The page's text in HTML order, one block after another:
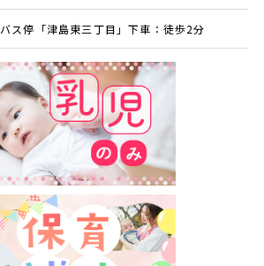
バス停「津島東三丁目」下車：徒歩2分